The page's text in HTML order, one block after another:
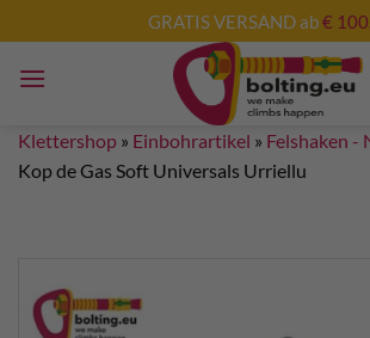
Inhalt
springen
GRATIS VERSAND ab€
Klettershop » Einbohrartikel » Felshaken -
Kop de Gas Soft Universals Urriellu